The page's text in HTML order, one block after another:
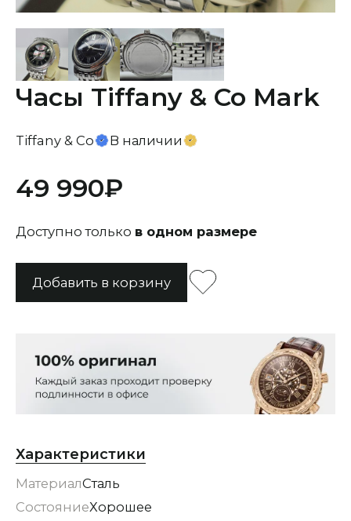
Часы Tiffany & Co Mark
Tiffany & Co В наличии
49 990
Доступно только в одном размере
Характеристики
МатериалСталь
СостояниеХорошее